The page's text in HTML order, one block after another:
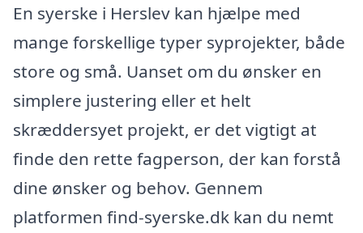
En syerske i Herslev kan hjælpe med
mange forskellige typer syprojekter, både
store og små. Uanset om du ønsker en
simplere justering eller et helt
skræddersyet projekt, er det vigtigt at
finde den rette fagperson, der kan forstå
dine ønsker og behov. Gennem
platformen find-syerske.dk kan du nemt